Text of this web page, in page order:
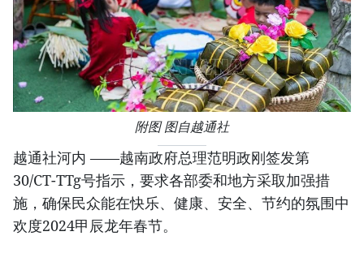
附图 图自越通社
越通社河内 ——越南政府总理范明政刚签发第
30/CT-TTg号指示，要求各部委和地方采取加强措
施，确保民众能在快乐、健康、安全、节约的氛围中
欢度2024甲辰龙年春节。